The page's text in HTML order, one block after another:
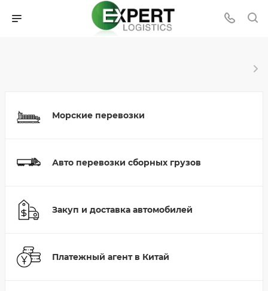
Морские перевозки
Авто перевозки сборных грузов
Закуп и доставка автомобилей
Платежный агент в Китай